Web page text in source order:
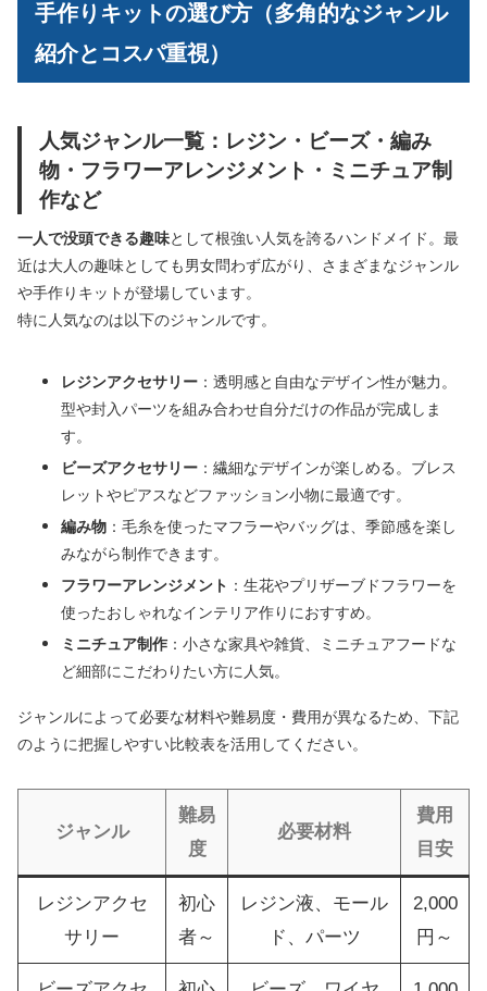
手作りキットの選び方（多角的なジャンル
紹介とコスパ重視）
人気ジャンル一覧：レジン・ビーズ・編み
物・フラワーアレンジメント・ミニチュア制
作など
一人で没頭できる趣味として根強い人気を誇るハンドメイド。最
近は大人の趣味としても男女問わず広がり、さまざまなジャンル
や手作りキットが登場しています。
特に人気なのは以下のジャンルです。
レジンアクセサリー ：透明感と自由なデザイン性が魅力。
型や封入パーツを組み合わせ自分だけの作品が完成しま
す。
ビーズアクセサリー ：繊細なデザインが楽しめる。ブレス
レットやピアスなどファッション小物に最適です。
編み物 ：毛糸を使ったマフラーやバッグは、季節感を楽し
みながら制作できます。
フラワーアレンジメント ：生花やプリザーブドフラワーを
使ったおしゃれなインテリア作りにおすすめ。
ミニチュア制作 ：小さな家具や雑貨、ミニチュアフードな
ど細部にこだわりたい方に人気。
ジャンルによって必要な材料や難易度・費用が異なるため、下記
のように把握しやすい比較表を活用してください。
ジャンル
難易
度
必要材料
費用
目安
レジンアクセ
サリー
初心
者～
レジン液、モール
ド、パーツ
2,000
円～